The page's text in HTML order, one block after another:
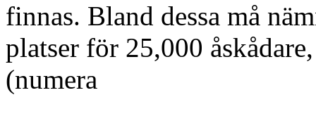
finnas. Bland dessa må
platser för 25,000
(numera